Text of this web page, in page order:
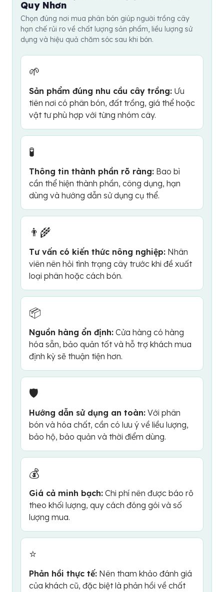
trước khi dùng trên diện rộng.
bón theo đợt, gắn với giai đoạn ra lá, ra hoa, đậu quả
hoặc phục hồi sau thu hoạch. Không nên bón liên tục
khi cây đang bệnh nặng, úng rễ hoặc vừa thay chậu vì
cây cần ổn định trước khi hấp thụ dinh dưỡng.
Quy Nhơn
Chọn đúng nơi mua phân bón giúp người trồng cây
hạn chế rủi ro về chất lượng sản phẩm, liều lượng sử
dụng và hiệu quả chăm sóc sau khi bón.
🌱
Sản phẩm đúng nhu cầu cây trồng: Ưu
tiên nơi có phân bón, đất trồng, giá thể hoặc
vật tư phù hợp với từng nhóm cây.
🧪
Thông tin thành phần rõ ràng: Bao bì
cần thể hiện thành phần, công dụng, hạn
dùng và hướng dẫn sử dụng cụ thể.
👨‍🌾
Tư vấn có kiến thức nông nghiệp: Nhân
viên nên hỏi tình trạng cây trước khi đề xuất
loại phân hoặc cách bón.
📦
Nguồn hàng ổn định: Cửa hàng có hàng
hóa sẵn, bảo quản tốt và hỗ trợ khách mua
định kỳ sẽ thuận tiện hơn.
🛡️
Hướng dẫn sử dụng an toàn: Với phân
bón và hóa chất, cần có lưu ý về liều lượng,
bảo hộ, bảo quản và thời điểm dùng.
💰
Giá cả minh bạch: Chi phí nên được báo rõ
theo khối lượng, quy cách đóng gói và số
lượng mua.
⭐
Phản hồi thực tế: Nên tham khảo đánh giá
của khách cũ, đặc biệt là phản hồi về chất